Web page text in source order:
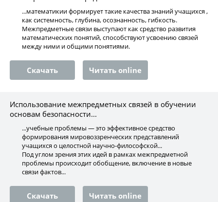
...математикии формирует такие качества знаний учащихся ,
как системность, глубина, осознанность, гибкость.
Межпредметные связи выступают как средство развития
математических понятий, способствуют усвоению связей
между ними и общими понятиями.
Скачать Читать online
Использование межпредметных связей в обучении
основам безопасности...
...учебные проблемы — это эффективное средство
формирования мировоззренческих представлений
учащихся о целостной научно-философской...
Под углом зрения этих идей в рамках межпредметной
проблемы происходит обобщение, включение в новые
связи фактов...
Скачать Читать online